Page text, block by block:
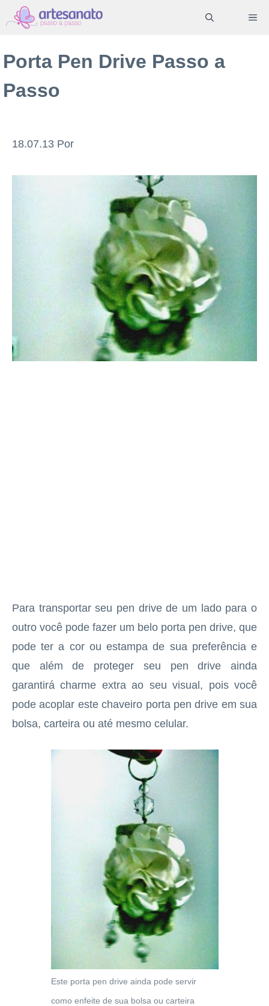
Pular
para
conteúdo
Porta Pen Drive Passo a
Passo
18.07.13 Por
Para transportar seu pen drive de um lado para o
outro você pode fazer um belo porta pen drive, que
pode ter a cor ou estampa de sua preferência e
que além de proteger seu pen drive ainda
garantirá charme extra ao seu visual, pois você
pode acoplar este chaveiro porta pen drive em sua
bolsa, carteira ou até mesmo celular.
Este porta pen drive ainda pode servir
como enfeite de sua bolsa ou carteira